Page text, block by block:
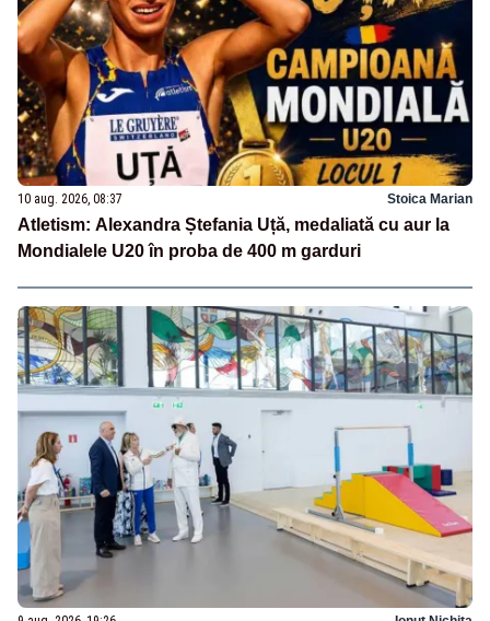
10 aug. 2026, 08:37 Stoica Marian
Atletism: Alexandra Ștefania Uță, medaliată cu aur la
Mondialele U20 în proba de 400 m garduri